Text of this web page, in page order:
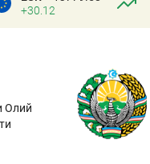
+30.12
Олий